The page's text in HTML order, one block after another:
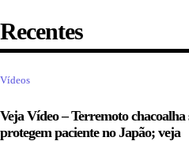
Recentes
Vídeos
Veja Vídeo – Terremoto
protegem paciente no Japão; veja